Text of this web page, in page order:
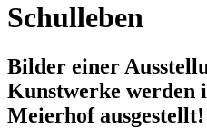
Schulleben
Bilder einer
Kunstwerke werden
Meierhof ausgestellt!